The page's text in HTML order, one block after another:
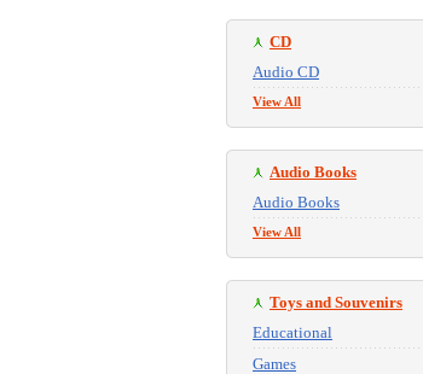
CD
Audio CD
View All
Audio Books
Audio Books
View All
Toys and Souvenirs
Educational
Games